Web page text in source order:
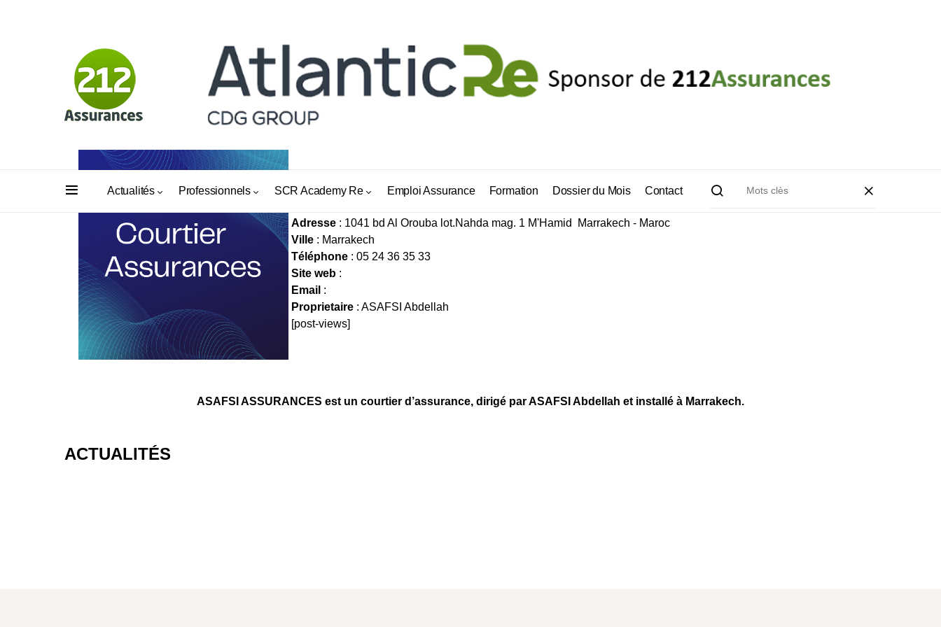
Actualités Professionnels SCR Academy Re Emploi Assurance Formation Dossier du Mois Contact
ASAFSI ASSURANCES
Adresse : 1041 bd Al Orouba lot.Nahda mag. 1 M'Hamid Marrakech - Maroc
Ville : Marrakech
Téléphone : 05 24 36 35 33
Site web :
Email :
Proprietaire : ASAFSI Abdellah
[post-views]
ASAFSI ASSURANCES est un courtier d’assurance, dirigé par ASAFSI Abdellah et installé à Marrakech.
ACTUALITÉS